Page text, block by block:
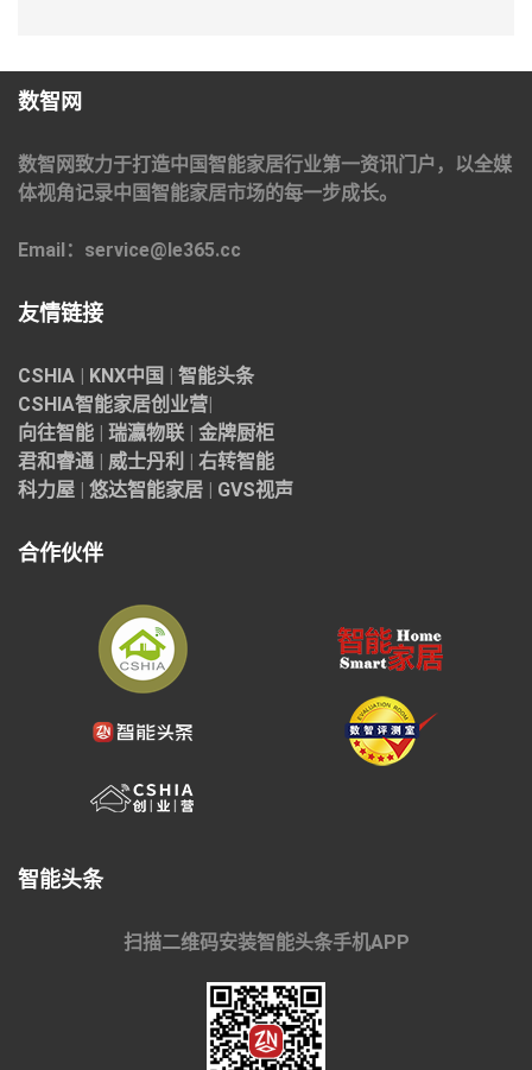
数智网
数智网致力于打造中国智能家居行业第一资讯门户，以全媒
体视角记录中国智能家居市场的每一步成长。
Email：service@le365.cc
友情链接
CSHIA | KNX中国 | 智能头条
CSHIA智能家居创业营|
向往智能 | 瑞瀛物联 | 金牌厨柜
君和睿通 | 威士丹利 | 右转智能
科力屋 | 悠达智能家居 | GVS视声
合作伙伴
智能头条
扫描二维码安装智能头条手机APP